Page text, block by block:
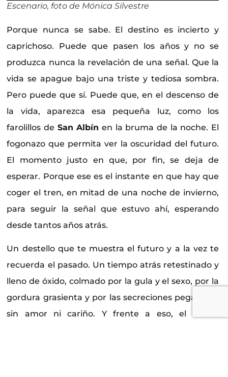
Escenario, foto de Mónica Silvestre
Porque nunca se sabe. El destino es incierto y
caprichoso. Puede que pasen los años y no se
produzca nunca la revelación de una señal. Que la
vida se apague bajo una triste y tediosa sombra.
Pero puede que sí. Puede que, en el descenso de
la vida, aparezca esa pequeña luz, como los
farolillos de San Albín en la bruma de la noche. El
fogonazo que permita ver la oscuridad del futuro.
El momento justo en que, por fin, se deja de
esperar. Porque ese es el instante en que hay que
coger el tren, en mitad de una noche de invierno,
para seguir la señal que estuvo ahí, esperando
desde tantos años atrás.
Un destello que te muestra el futuro y a la vez te
recuerda el pasado. Un tiempo atrás retestinado y
lleno de óxido, colmado por la gula y el sexo, por la
gordura grasienta y por las secreciones pegajosas,
sin amor ni cariño. Y frente a eso, el futuro